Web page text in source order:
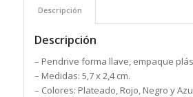
Descripción
Descripción
– Pendrive forma llave, empaque
– Medidas: 5,7 x 2,4 cm.
– Colores: Plateado, Rojo, Negro y